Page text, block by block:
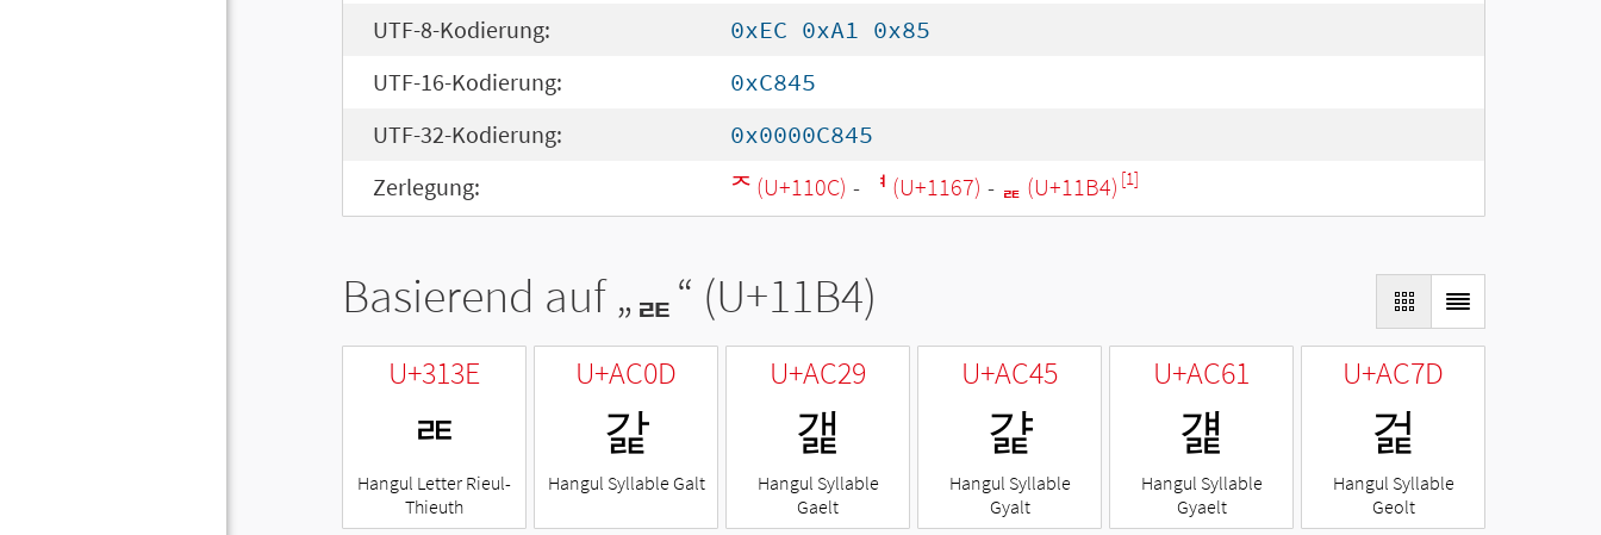
UTF-8-Kodierung:
0xEC 0xA1 0x85
UTF-16-Kodierung:
0xC845
UTF-32-Kodierung:
0x0000C845
Zerlegung:
ᄌ (U+110C) - ᅧ (U+1167) - ᆴ (U+11B4) [1]
Basierend auf „ᆴ“ (U+11B4)
U+313E
ㄾ
Hangul Letter Rieul-
Thieuth
U+AC0D
갍
Hangul Syllable Galt
U+AC29
갩
Hangul Syllable
Gaelt
U+AC45
걅
Hangul Syllable
Gyalt
U+AC61
걡
Hangul Syllable
Gyaelt
U+AC7D
걽
Hangul Syllable
Geolt